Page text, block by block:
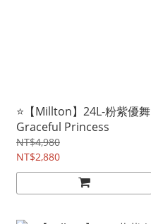
⭐【Millton】24L-粉紫優舞
Graceful Princess
NT$4,980
NT$2,880